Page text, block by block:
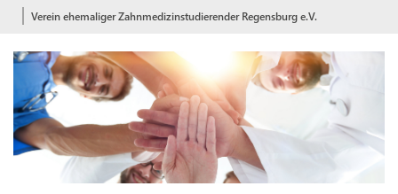
Verein ehemaliger Zahnmedizinstudierender Regensburg e.V.